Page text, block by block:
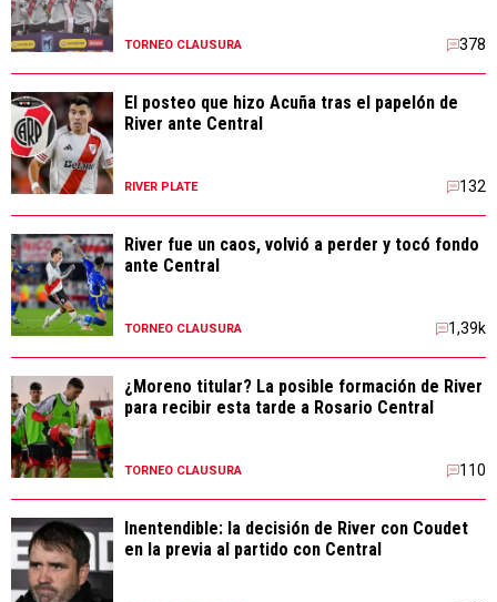
TORNEO CLAUSURA 378
El posteo que hizo Acuña tras el papelón de
River ante Central
RIVER PLATE 132
River fue un caos, volvió a perder y tocó fondo
ante Central
TORNEO CLAUSURA 1,39k
¿Moreno titular? La posible formación de River
para recibir esta tarde a Rosario Central
TORNEO CLAUSURA 110
Inentendible: la decisión de River con Coudet
en la previa al partido con Central